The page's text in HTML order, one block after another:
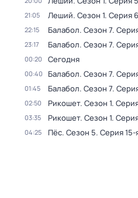
21:05 Леший. Сезон 1. Серия
22:15 Балабол. Сезон 7.
23:17 Балабол. Сезон 7.
00:20 Сегодня
00:40 Балабол. Сезон 7.
01:45 Балабол. Сезон 7.
02:50 Рикошет. Сезон 1.
03:35 Рикошет. Сезон 1.
04:25 Пёс. Сезон 5. Серия 15-